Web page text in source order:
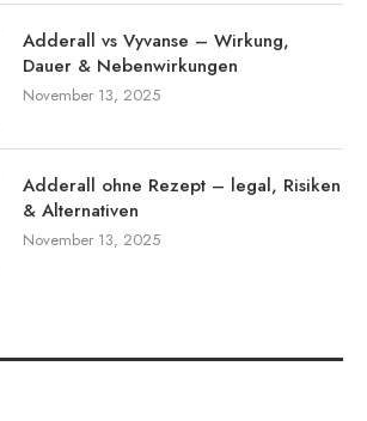
Adderall vs Vyvanse – Wirkung,
Dauer & Nebenwirkungen
November 13, 2025
Adderall ohne Rezept – legal, Risiken
& Alternativen
November 13, 2025